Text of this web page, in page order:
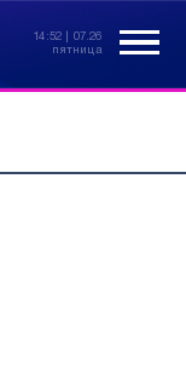
14:52 | 07.26
пятница